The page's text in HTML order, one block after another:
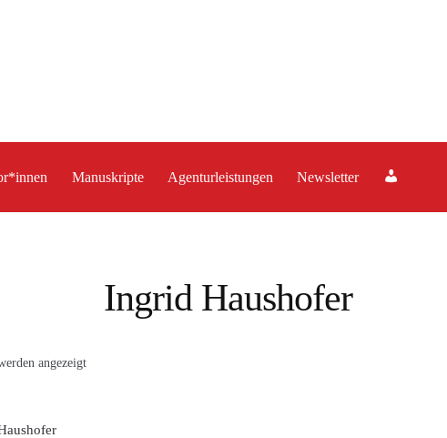
Manuskripte Agenturleistungen Newsletter
Ingrid Haushofer
angezeigtNach